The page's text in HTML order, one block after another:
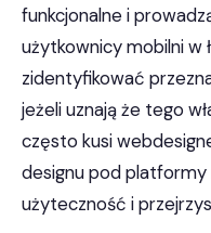
funkcjonalne i
użytkownicy mobilni w
zidentyfikować
jeżeli uznają że tego
często kusi
designu pod
użyteczność i